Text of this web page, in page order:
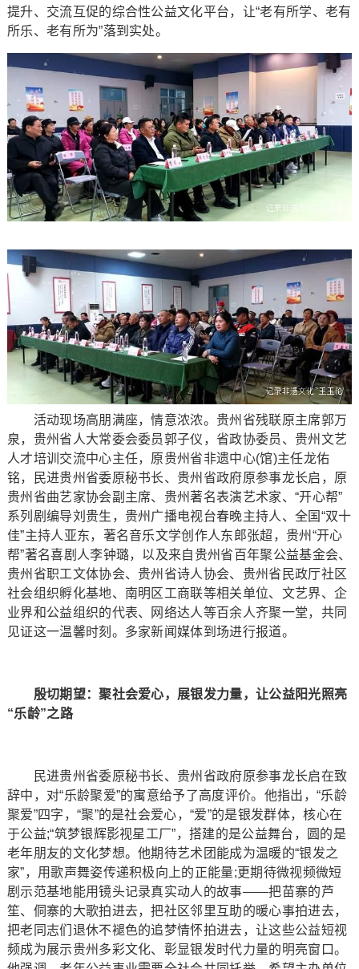
提升、交流互促的综合性公益文化平台，让“老有所学、老有
所乐、老有所为”落到实处。
活动现场高朋满座，情意浓浓。贵州省残联原主席郭万
泉，贵州省人大常委会委员郭子仪，省政协委员、贵州文艺
人才培训交流中心主任，原贵州省非遗中心(馆)主任龙佑
铭，民进贵州省委原秘书长、贵州省政府原参事龙长启，原
贵州省曲艺家协会副主席、贵州著名表演艺术家、“开心帮”
系列剧编导刘贵生，贵州广播电视台春晚主持人、全国“双十
佳”主持人亚东，著名音乐文学创作人东郎张超，贵州“开心
帮”著名喜剧人李钟璐，以及来自贵州省百年聚公益基金会、
贵州省职工文体协会、贵州省诗人协会、贵州省民政厅社区
社会组织孵化基地、南明区工商联等相关单位、文艺界、企
业界和公益组织的代表、网络达人等百余人齐聚一堂，共同
见证这一温馨时刻。多家新闻媒体到场进行报道。
殷切期望：聚社会爱心，展银发力量，让公益阳光照亮
“乐龄”之路
民进贵州省委原秘书长、贵州省政府原参事龙长启在致
辞中，对“乐龄聚爱”的寓意给予了高度评价。他指出，“乐龄
聚爱”四字，“聚”的是社会爱心，“爱”的是银发群体，核心在
于公益;“筑梦银辉影视星工厂”，搭建的是公益舞台，圆的是
老年朋友的文化梦想。他期待艺术团能成为温暖的“银发之
家”，用歌声舞姿传递积极向上的正能量;更期待微视频微短
剧示范基地能用镜头记录真实动人的故事——把苗寨的芦
笙、侗寨的大歌拍进去，把社区邻里互助的暖心事拍进去，
把老同志们退休不褪色的追梦情怀拍进去，让这些公益短视
频成为展示贵州多彩文化、彰显银发时代力量的明亮窗口。